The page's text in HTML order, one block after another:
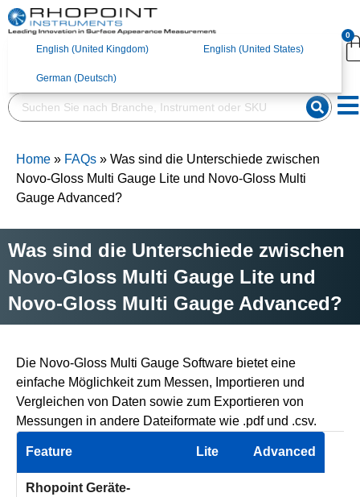
English (United
Kingdom)
German (Deutsch)
0
English (United Kingdom) English (United States)
German (Deutsch)
Home » FAQs » Was sind die Unterschiede zwischen
Novo-Gloss Multi Gauge Lite und Novo-Gloss Multi
Gauge Advanced?
Was sind die Unterschiede zwischen
Novo-Gloss Multi Gauge Lite und
Novo-Gloss Multi Gauge Advanced?
Die Novo-Gloss Multi Gauge Software bietet eine
einfache Möglichkeit zum Messen, Importieren und
Vergleichen von Daten sowie zum Exportieren von
Messungen in andere Dateiformate wie .pdf und .csv.
Feature Lite Advanced
Rhopoint Geräte-